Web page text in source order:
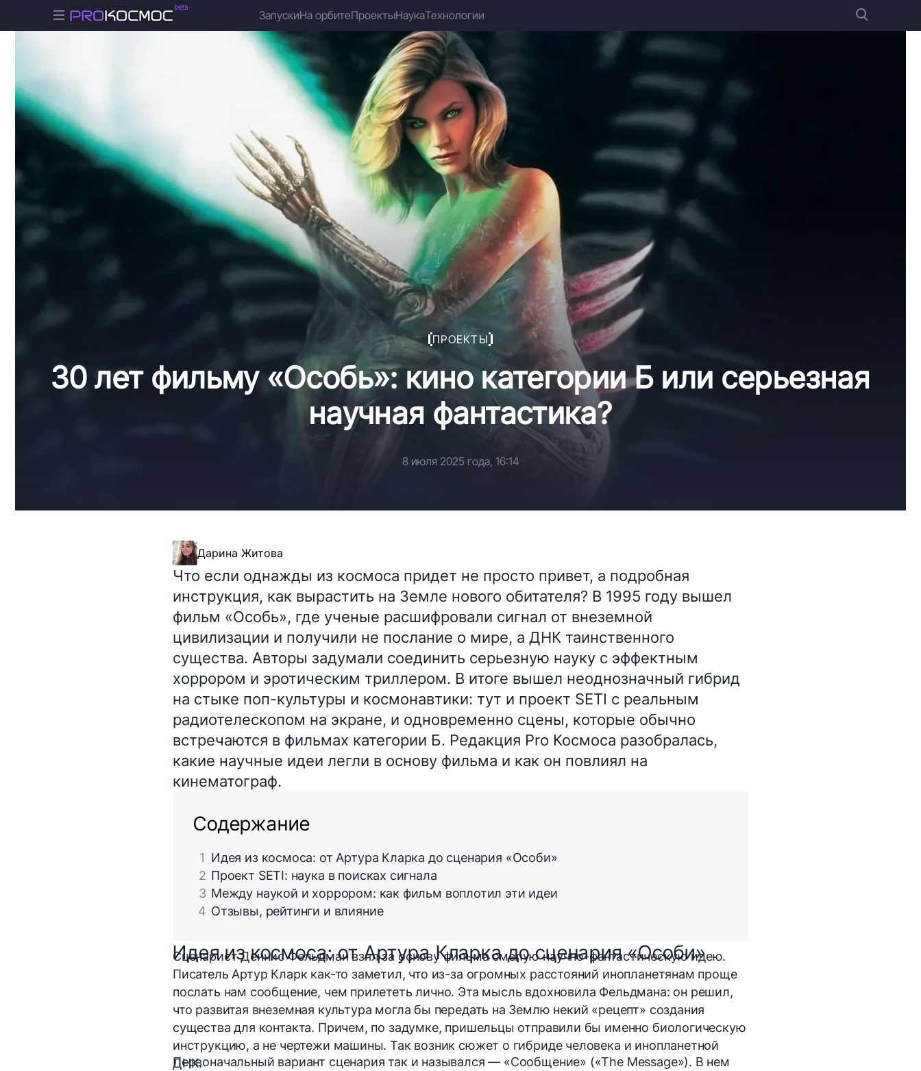
ЗапускиНа орбитеПроектыНаукаТехнологии
ПРОЕКТЫ
30 лет фильму «Особь»: кино категории Б или серьезная
научная фантастика?
8 июля 2025 года, 16:14
Дарина Житова
Что если однажды из космоса придет не просто привет, а подробная
инструкция, как вырастить на Земле нового обитателя? В 1995 году вышел
фильм «Особь», где ученые расшифровали сигнал от внеземной
цивилизации и получили не послание о мире, а ДНК таинственного
существа. Авторы задумали соединить серьезную науку с эффектным
хоррором и эротическим триллером. В итоге вышел неоднозначный гибрид
на стыке поп-культуры и космонавтики: тут и проект SETI с реальным
радиотелескопом на экране, и одновременно сцены, которые обычно
встречаются в фильмах категории Б. Редакция Pro Космоса разобралась,
какие научные идеи легли в основу фильма и как он повлиял на
кинематограф.
Содержание
1 Идея из космоса: от Артура Кларка до сценария «Особи»
2 Проект SETI: наука в поисках сигнала
3 Между наукой и хоррором: как фильм воплотил эти идеи
4 Отзывы, рейтинги и влияние
Идея из космоса: от Артура Кларка до сценария «Особи»
Сценарист Деннис Фельдман взял за основу фильма смелую научно-фантастическую идею.
Писатель Артур Кларк как-то заметил, что из-за огромных расстояний инопланетянам проще
послать нам сообщение, чем прилететь лично. Эта мысль вдохновила Фельдмана: он решил,
что развитая внеземная культура могла бы передать на Землю некий «рецепт» создания
существа для контакта. Причем, по задумке, пришельцы отправили бы именно биологическую
инструкцию, а не чертежи машины. Так возник сюжет о гибриде человека и инопланетной
ДНК.
Первоначальный вариант сценария так и назывался — «Сообщение» («The Message»). В нем